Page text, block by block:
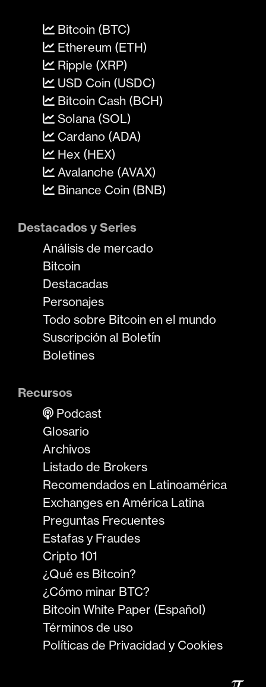
Bitcoin (BTC)
Ethereum (ETH)
Ripple (XRP)
USD Coin (USDC)
Bitcoin Cash (BCH)
Solana (SOL)
Cardano (ADA)
Hex (HEX)
Avalanche (AVAX)
Binance Coin (BNB)
Destacados y Series
Análisis de mercado
Bitcoin
Destacadas
Personajes
Todo sobre Bitcoin en el mundo
Suscripción al Boletín
Boletines
Recursos
Podcast
Glosario
Archivos
Listado de Brokers
Recomendados en Latinoamérica
Exchanges en América Latina
Preguntas Frecuentes
Estafas y Fraudes
Cripto 101
¿Qué es Bitcoin?
¿Cómo minar BTC?
Bitcoin White Paper (Español)
Términos de uso
Políticas de Privacidad y Cookies